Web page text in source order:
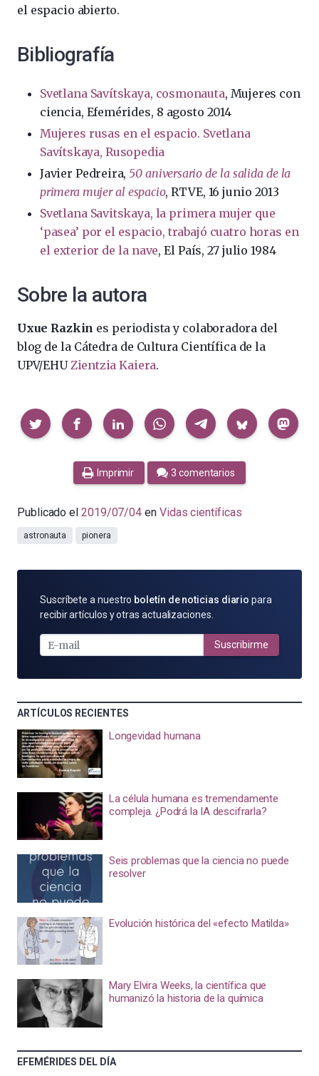
el espacio abierto.
Bibliografía
Svetlana Savítskaya, cosmonauta, Mujeres con
ciencia, Efemérides, 8 agosto 2014
Mujeres rusas en el espacio. Svetlana
Savítskaya, Rusopedia
Javier Pedreira,50 aniversario de la salida de la
primera mujer al espacio, RTVE, 16 junio 2013
Svetlana Savitskaya, la primera mujer que
‘pasea’ por el espacio, trabajó cuatro horas en
el exterior de la nave, El País, 27 julio 1984
Sobre la autora
Uxue Razkin es periodista y colaboradora del
blog de la Cátedra de Cultura Científica de la
UPV/EHUZientzia Kaiera.
Compartir
Imprimir 3 comentarios
Publicado el 2019/07/04 en Vidas científicas
astronauta pionera
SUSCRÍBETE
POR
MAIL
Suscríbete a nuestro boletín de noticias diario para
recibir artículos y otras actualizaciones.
Suscribirme
ARTÍCULOS RECIENTES
Longevidad humana
La célula humana es tremendamente
compleja. ¿Podrá la IA descifrarla?
Seis problemas que la ciencia no puede
resolver
Evolución histórica del «efecto Matilda»
Mary Elvira Weeks, la científica que
humanizó la historia de la química
EFEMÉRIDES DEL DÍA